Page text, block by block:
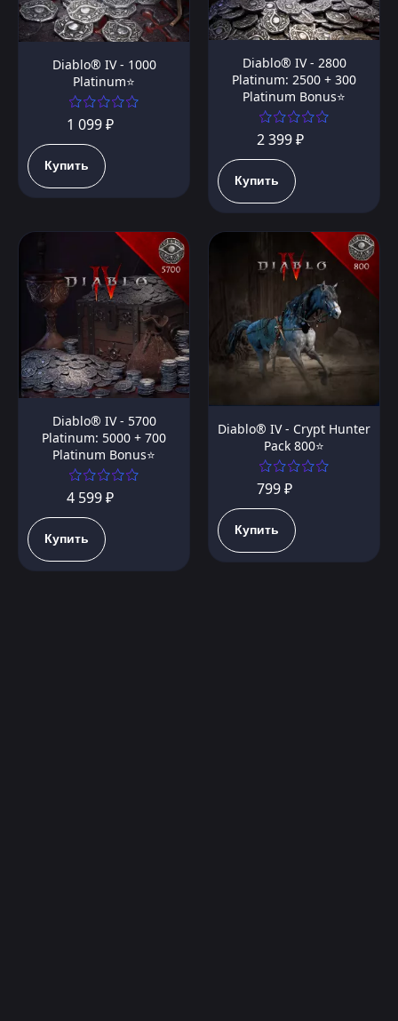
Diablo® IV - 1000
Platinum⭐️
1 099 ₽
Купить
Diablo® IV - 2800
Platinum: 2500 + 300
Platinum Bonus⭐️
2 399 ₽
Купить
Diablo® IV - 5700
Platinum: 5000 + 700
Platinum Bonus⭐️
4 599 ₽
Купить
Diablo® IV - Crypt Hunter
Pack 800⭐️
799 ₽
Купить